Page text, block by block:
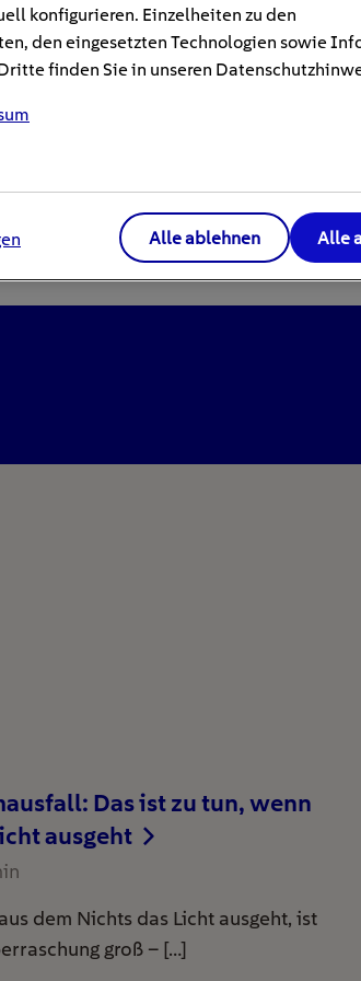
Das ist zu tun, wenn
ausgeht
dem Nichts das Licht ausgeht, ist
groß – […]
konfigurieren. Einzelheiten zu den
den eingesetzten Technologien sowie
finden Sie in unseren
Alle ablehnen Alle